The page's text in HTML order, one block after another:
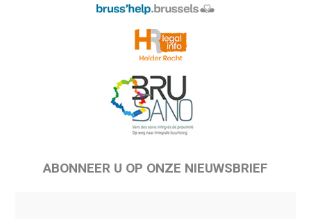
ABONNEER U OP ONZE NIEUWSBRIEF